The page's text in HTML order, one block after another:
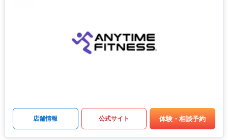
店舗情報 公式サイト 体験・相談予約